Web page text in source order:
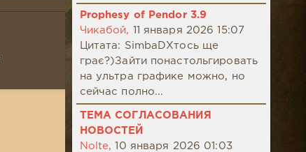
Prophesy of Pendor 3.9
Чикабой,
11 января 2026 15:07
Цитата: SimbaDХтось ще
грає?)Зайти понастольгировать
на ультра графике можно, но
сейчас полно...
ТЕМА СОГЛАСОВАНИЯ
НОВОСТЕЙ
Nolte,
10 января 2026 01:03